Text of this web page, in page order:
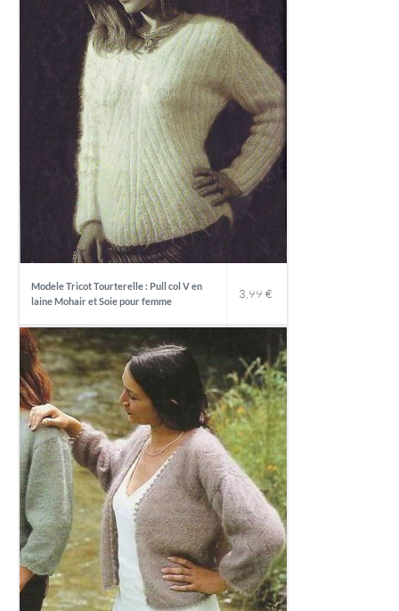
3,99 €
Modele Tricot Tourterelle : Pull col V en
laine Mohair et Soie pour femme